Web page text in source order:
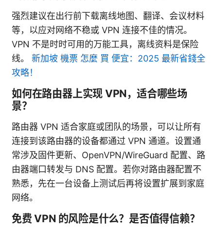
强烈建议在出行前下载离线地图、翻译、会议材料
等，以应对网络不稳或 VPN 连接不佳的情况。
VPN 不是时时可用的万能工具，离线资料是保险
线。 新加坡 機票 怎麼 買 便宜：2025 最新省錢全
攻略！
如何在路由器上实现 VPN，适合哪些场
景？
路由器 VPN 适合家庭或团队的场景，可以让所有
连接到该路由器的设备都通过 VPN 通道。设置通
常涉及固件更新、OpenVPN/WireGuard 配置、路
由器端口转发与 DNS 配置。若你对路由器配置不
熟悉，先在一台设备上测试后再将设置扩展到家庭
网络。
免费 VPN 的风险是什么？是否值得信赖？